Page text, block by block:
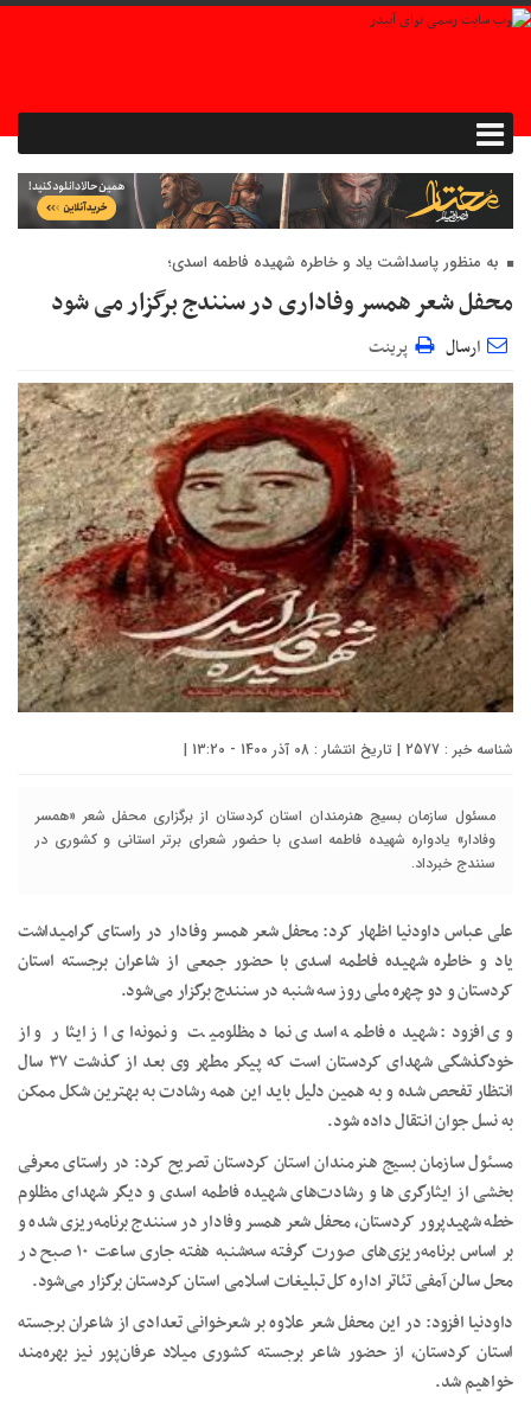
به منظور پاسداشت یاد و خاطره شهیده فاطمه اسدی؛
محفل شعر همسر وفاداری در سنندج برگزار می شود
ارسال پرینت
شناسه خبر : 2577 | تاریخ انتشار : 08 آذر 1400 - 13:20 |
مسئول سازمان بسیج هنرمندان استان کردستان از برگزاری محفل شعر «همسر
وفادار» یادواره شهیده فاطمه اسدی با حضور شعرای برتر استانی و کشوری در
سنندج خبرداد.
علی عباس داودنیا اظهار کرد: محفل شعر همسر وفادار در راستای گرامیداشت
یاد و خاطره شهیده فاطمه اسدی با حضور جمعی از شاعران برجسته استان
کردستان و دو چهره ملی روز سه شنبه در سنندج برگزار می‌شود.
وی افزود: شهیده فاطمه اسدی نماد مظلومیت و نمونه‌ای از ایثار و از
خودگذشگی شهدای کردستان است که پیکر مطهر وی بعد از گذشت ۳۷ سال
انتظار تفحص شده و به همین دلیل باید این همه رشادت به بهترین شکل ممکن
به نسل جوان انتقال داده شود.
مسئول سازمان بسیج هنرمندان استان کردستان تصریح کرد: در راستای معرفی
بخشی از ایثارگری ها و رشادت‌های شهیده فاطمه اسدی و دیگر شهدای مظلوم
خطه شهیدپرور کردستان، محفل شعر همسر وفادار در سنندج برنامه‌ریزی شده و
بر اساس برنامه‌ریزی‌های صورت گرفته سه‌شنبه هفته جاری ساعت ۱۰ صبح در
محل سالن آمفی تئاتر اداره کل تبلیغات اسلامی استان کردستان برگزار می‌شود.
داودنیا افزود: در این محفل شعر علاوه بر شعرخوانی تعدادی از شاعران برجسته
استان کردستان، از حضور شاعر برجسته کشوری میلاد عرفان‌پور نیز بهره‌مند
خواهیم شد.